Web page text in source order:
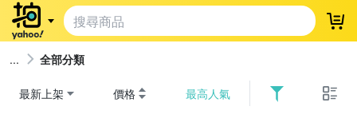
登
全部分類
最新上架 價格 最高人氣